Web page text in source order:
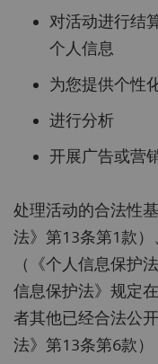
对活动进行结
个人信息
为您提供个性
进行分析
开展广告或营
处理活动的合法性
法》第13条第1款
（《个人信息保护
信息保护法》规定
者其他已经合法公
法》第13条第6款）